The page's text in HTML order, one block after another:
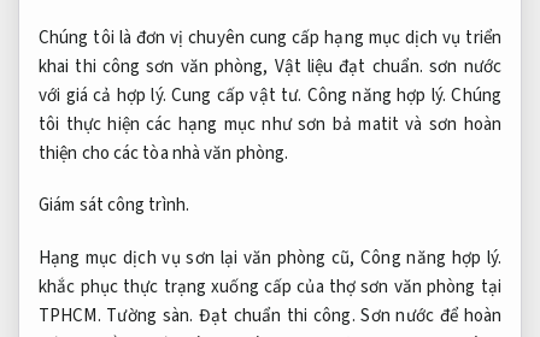
Chúng tôi là đơn vị chuyên cung cấp hạng mục dịch vụ triển
khai thi công sơn văn phòng, Vật liệu đạt chuẩn. sơn nước
với giá cả hợp lý.Cung cấp vật tư. Công năng hợp lý. Chúng
tôi thực hiện các hạng mục như sơn bả matit và sơn hoàn
thiện cho các tòa nhà văn phòng.
Giám sát công trình.
Hạng mục dịch vụ sơn lại văn phòng cũ,Công năng hợp lý.
khắc phục thực trạng xuống cấp của thợ sơn văn phòng tại
TPHCM. Tường sàn. Đạt chuẩn thi công. Sơn nước để hoàn